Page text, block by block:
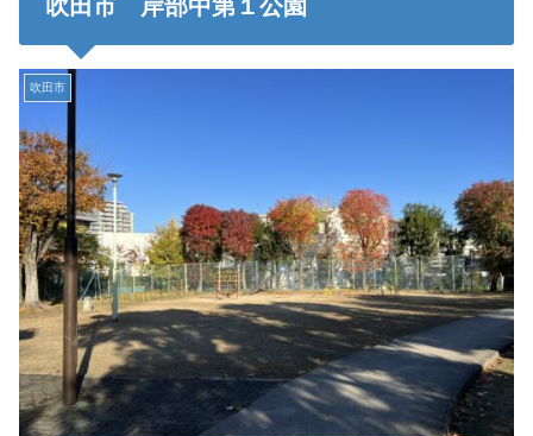
吹田市 岸部中第１公園
吹田市